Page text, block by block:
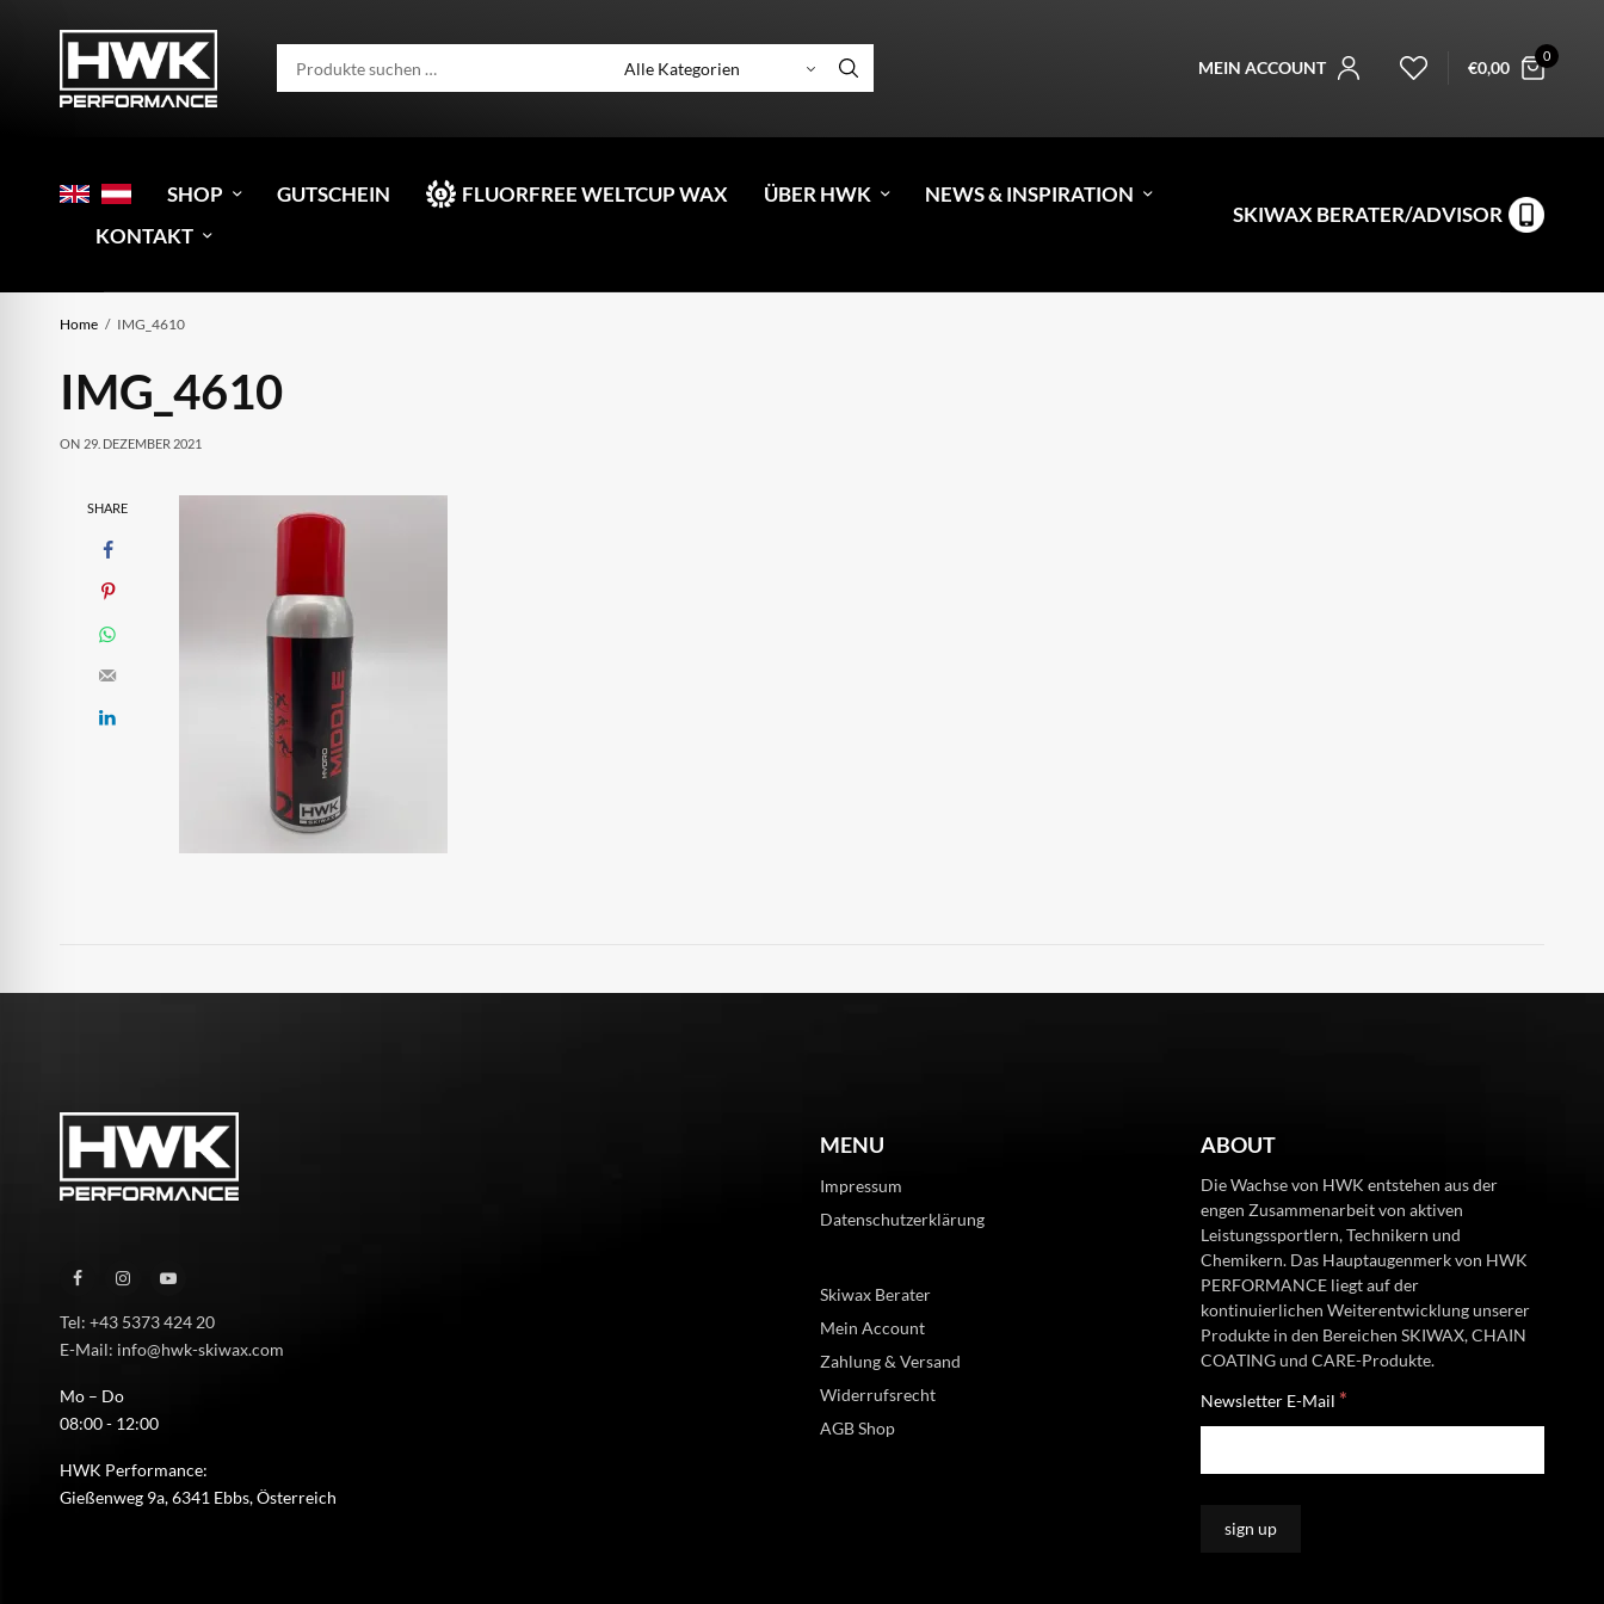
MEIN ACCOUNT €0,00
0
SHOP GUTSCHEIN FLUORFREE WELTCUP WAX ÜBER HWK
NEWS & INSPIRATION
KONTAKT
SKIWAX BERATER/ADVISOR
Home IMG_4610
IMG_4610
ON 29. DEZEMBER 2021
SHARE
Tel: +43 5373 424 20
E-Mail: info@hwk-skiwax.com
Mo – Do
08:00 - 12:00
HWK Performance:
Gießenweg 9a, 6341 Ebbs, Österreich
MENU
Impressum
Datenschutzerklärung
Skiwax Berater
Mein Account
Zahlung & Versand
Widerrufsrecht
AGB Shop
ABOUT
Die Wachse von HWK entstehen aus der
engen Zusammenarbeit von aktiven
Leistungssportlern, Technikern und
Chemikern. Das Hauptaugenmerk von HWK
PERFORMANCE liegt auf der
kontinuierlichen Weiterentwicklung unserer
Produkte in den Bereichen SKIWAX, CHAIN
COATING und CARE-Produkte.
Newsletter E-Mail *